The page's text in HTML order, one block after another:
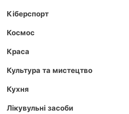
Кіберспорт
Космос
Краса
Культура та мистецтво
Кухня
Лікувульні засоби